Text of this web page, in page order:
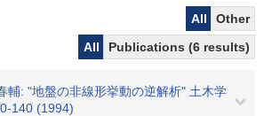
All
Other
All
Publications (6 results)
輔: "地盤の非線形挙動の逆解析" 土木学
140 (1994)